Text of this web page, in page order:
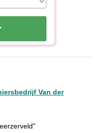
Van der